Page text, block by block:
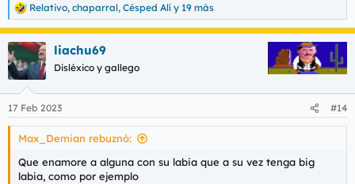
R
e
a
c
c
e
s
Relativo, chaparral, Césped Alí y 19 más
liachu69
Disléxico y gallego
17 Feb 2023 #14
Max_Demian rebuznó:
Que enamore a alguna con su labia que a su vez tenga big
labia, como por ejemplo